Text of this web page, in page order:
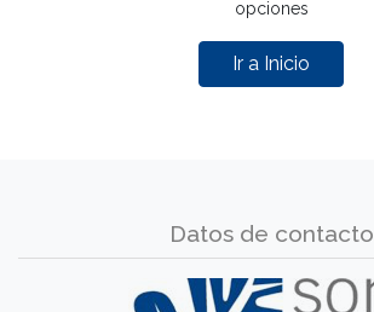
opciones
Ir a Inicio
Datos de contacto